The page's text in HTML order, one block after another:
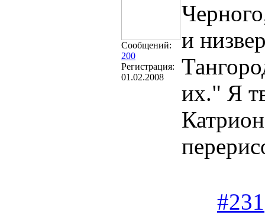
Сообщений:
200
Регистрация:
01.02.2008
и
их." Я
#231